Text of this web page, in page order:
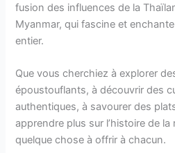
fusion des influences de la
Myanmar, qui fascine et
entier.
Que vous cherchiez à explorer
époustouflants, à découvrir des
authentiques, à savourer des
apprendre plus sur l’histoire de
quelque chose à offrir à chacun.